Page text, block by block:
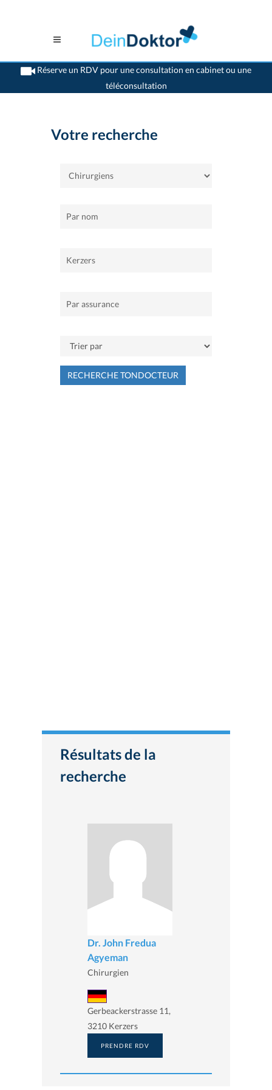
Réserve un RDV pour une consultation en cabinet ou une
téléconsultation
>Accueil>Kerzers>Chirurgiens
Votre recherche
RECHERCHE TONDOCTEUR
Résultats de la
recherche
Dr. John Fredua
Agyeman
Chirurgien
Gerbeackerstrasse 11,
3210 Kerzers
PRENDRE RDV